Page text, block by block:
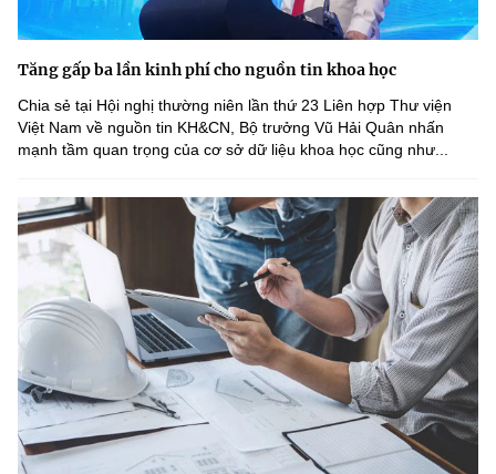
Tăng gấp ba lần kinh phí cho nguồn tin khoa học
Chia sẻ tại Hội nghị thường niên lần thứ 23 Liên hợp Thư viện
Việt Nam về nguồn tin KH&CN, Bộ trưởng Vũ Hải Quân nhấn
mạnh tầm quan trọng của cơ sở dữ liệu khoa học cũng như...